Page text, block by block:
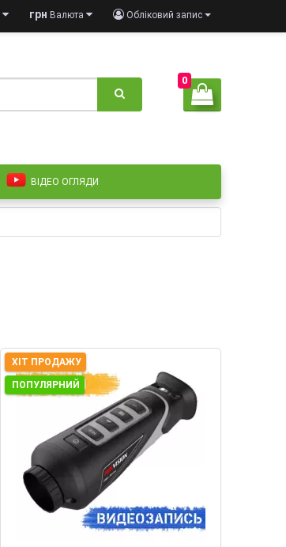
Обліковий запис
грн Валюта
0
ВІДЕО ОГЛЯДИ
ХІТ ПРОДАЖУ
ПОПУЛЯРНИЙ